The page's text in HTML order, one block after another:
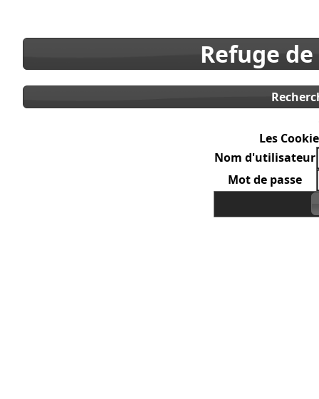
Refuge
Les
Nom d'utilisateur
Mot de passe